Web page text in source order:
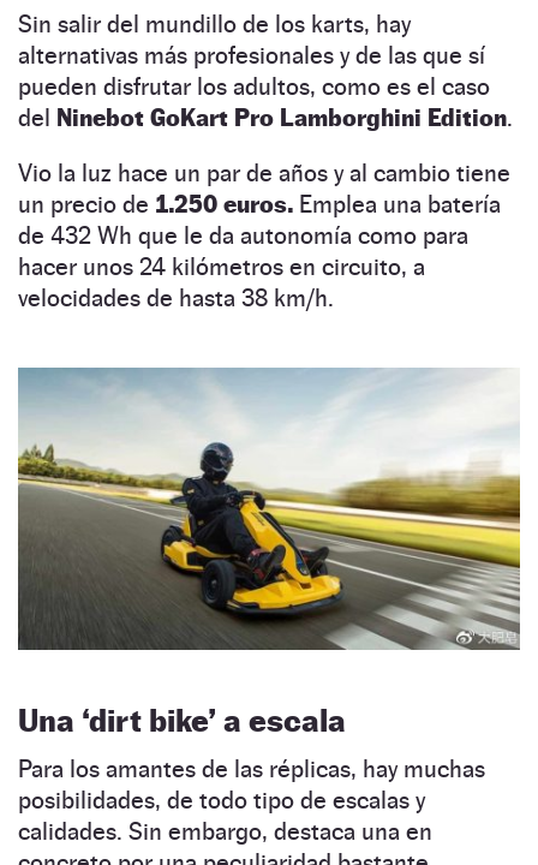
Sin salir del mundillo de los karts, hay
alternativas más profesionales y de las que sí
pueden disfrutar los adultos, como es el caso
del Ninebot GoKart Pro Lamborghini Edition.
Vio la luz hace un par de años y al cambio tiene
un precio de 1.250 euros. Emplea una batería
de 432 Wh que le da autonomía como para
hacer unos 24 kilómetros en circuito, a
velocidades de hasta 38 km/h.
Una ‘dirt bike’ a escala
Para los amantes de las réplicas, hay muchas
posibilidades, de todo tipo de escalas y
calidades. Sin embargo, destaca una en